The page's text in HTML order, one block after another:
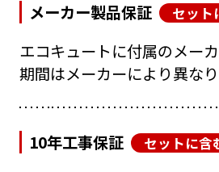
メーカー製品保証
セット
エコキュートに付属のメー
期間はメーカーにより異なり
10年工事保証 セットに含